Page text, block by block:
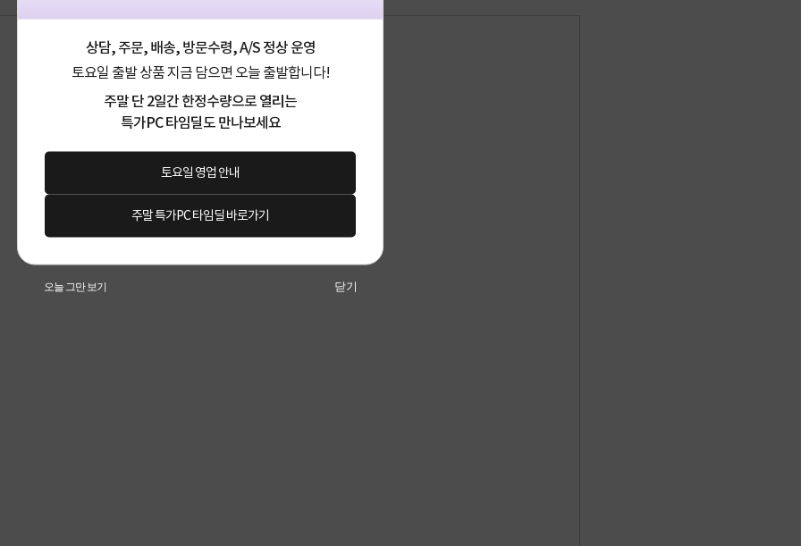
상담, 주문, 배송, 방문수령, A/S 정상 운영
토요일 출발 상품 지금 담으면 오늘 출발합니다!
주말 단 2일간 한정수량으로 열리는
특가PC 타임딜도 만나보세요
토요일 영업 안내
주말 특가PC 타임딜 바로가기
오늘 그만 보기 닫기